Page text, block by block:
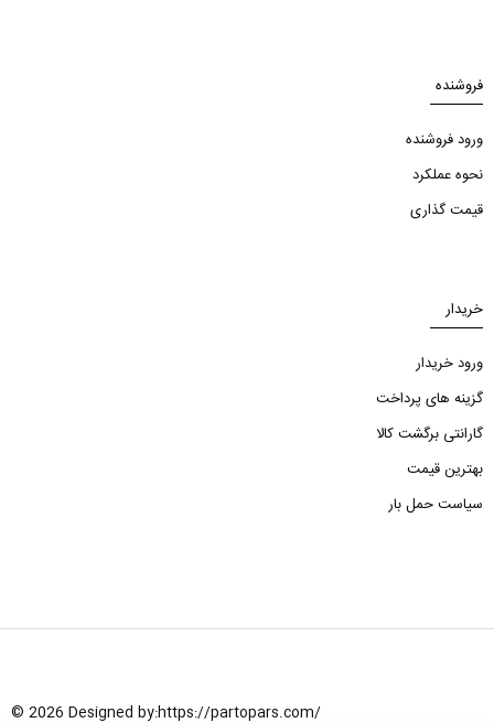
فروشنده
ورود فروشنده
نحوه عملکرد
قیمت گذاری
خریدار
ورود خریدار
گزینه های پرداخت
گارانتی برگشت کالا
بهترین قیمت
سیاست حمل بار
© 2026 Designed by:https://partopars.com/